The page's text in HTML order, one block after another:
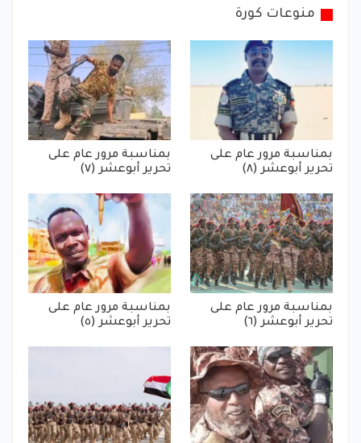
منوعات كورة
بمناسبة مرور عام على
تحرير أبوعشر (٨)
بمناسبة مرور عام على
تحرير أبوعشر (٧)
بمناسبة مرور عام على
تحرير أبوعشر (٦)
بمناسبة مرور عام على
تحرير أبوعشر (٥)